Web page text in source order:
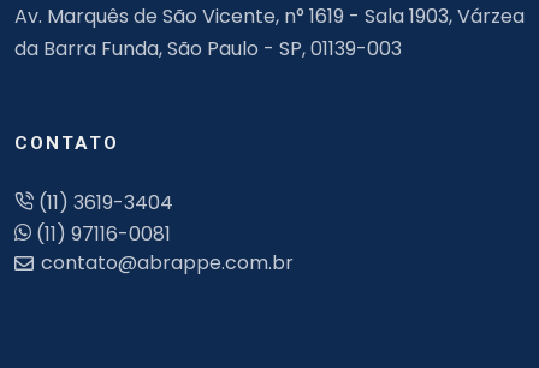
Av. Marquês de São Vicente, n° 1619 - Sala 1903, Várzea
da Barra Funda, São Paulo - SP, 01139-003
CONTATO
(11) 3619-3404
(11) 97116-0081